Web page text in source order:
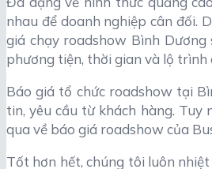
nhau để doanh nghiệp cân đối.
giá chạy roadshow Bình
phương tiện, thời gian và lộ trình
Báo giá tổ chức roadshow tại
tin, yêu cầu từ khách hàng. Tuy
qua về báo giá roadshow của
Tốt hơn hết, chúng tôi luôn